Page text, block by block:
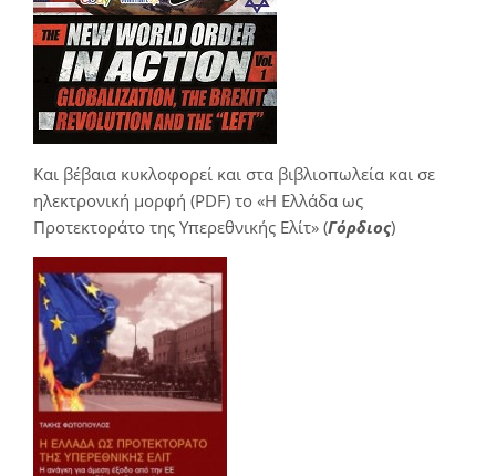
Και βέβαια κυκλοφορεί και στα βιβλιοπωλεία και σε
ηλεκτρονική μορφή (PDF) το «Η Ελλάδα ως
Προτεκτοράτο της Υπερεθνικής Ελίτ» (Γόρδιος)